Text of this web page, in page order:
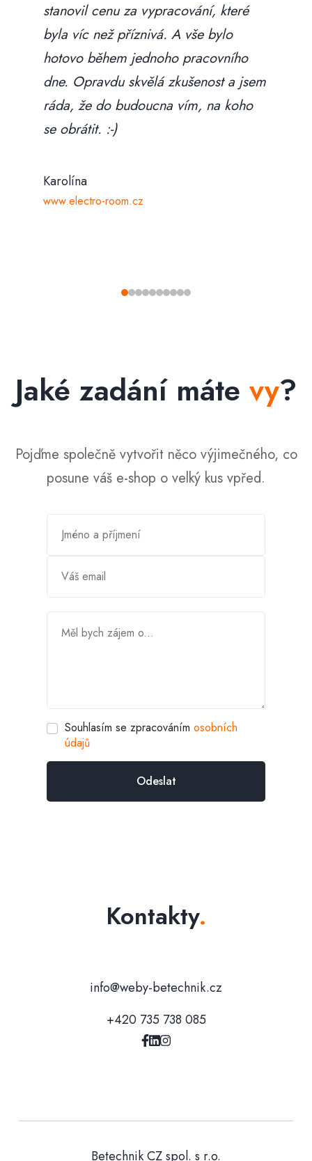
stanovil cenu za vypracování, které
byla víc než příznivá. A vše bylo
hotovo během jednoho pracovního
dne. Opravdu skvělá zkušenost a jsem
ráda, že do budoucna vím, na koho
se obrátit. :-)
Karolína
www.electro-room.cz
Jaké zadání máte vy?
Pojďme společně vytvořit něco výjimečného, co
posune váš e-shop o velký kus vpřed.
Souhlasím se zpracovánímosobních
údajů
Kontakty.
info@weby-betechnik.cz
+420 735 738 085
Betechnik CZ spol. s r.o.